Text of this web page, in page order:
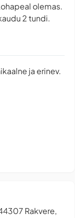
olemas.
2 tundi.
ja erinev.
Rakvere,